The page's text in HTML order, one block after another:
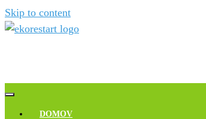
Skip to content
DOMOV